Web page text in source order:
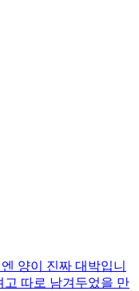
양이 진짜 대박입니
고 따로 남겨두었을 만